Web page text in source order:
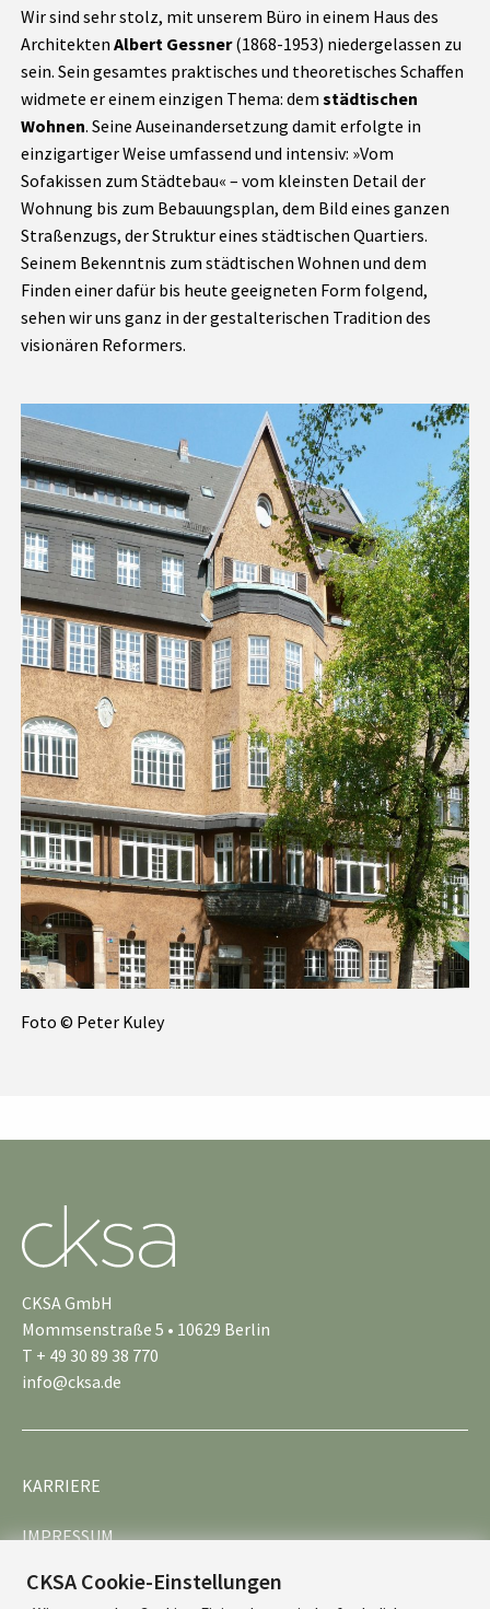
Wir sind sehr stolz, mit unserem Büro in einem Haus des
ArchitektenAlbert Gessner(1868-1953) niedergelassen zu
sein. Sein gesamtes praktisches und theoretisches Schaffen
widmete er einem einzigen Thema: demstädtischen
Wohnen. Seine Auseinandersetzung damit erfolgte in
einzigartiger Weise umfassend und intensiv: »Vom
Sofakissen zum Städtebau« – vom kleinsten Detail der
Wohnung bis zum Bebauungsplan, dem Bild eines ganzen
Straßenzugs, der Struktur eines städtischen Quartiers.
Seinem Bekenntnis zum städtischen Wohnen und dem
Finden einer dafür bis heute geeigneten Form folgend,
sehen wir uns ganz in der gestalterischen Tradition des
visionären Reformers.
Foto © Peter Kuley
CKSA GmbH
Mommsenstraße 5 • 10629 Berlin
T + 49 30 89 38 770
info@cksa.de
KARRIERE
IMPRESSUM
DATENSCHUTZ
CKSA Cookie-Einstellungen